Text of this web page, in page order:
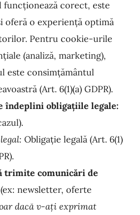
funcționează corect, este
oferă o experiență optimă
Pentru cookie-urile
(analiză, marketing),
este consimțământul
(Art. 6(1)(a) GDPR).
îndeplini obligațiile legale:
Obligație legală (Art. 6(1)
trimite comunicări de
newsletter, oferte
dacă v-ați exprimat